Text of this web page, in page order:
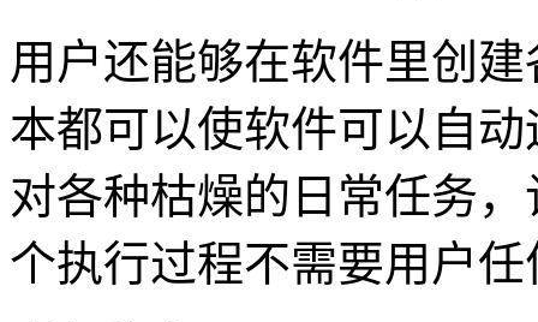
用户还能够在软件里创
本都可以使软件可以自
对各种枯燥的日常任务
个执行过程不需要用户